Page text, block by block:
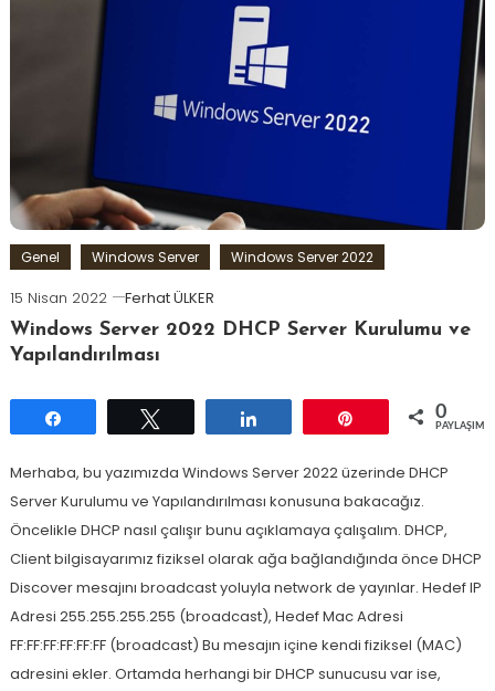
Genel Windows Server Windows Server 2022
15 Nisan 2022
Ferhat ÜLKER
Windows Server 2022 DHCP Server Kurulumu ve
Yapılandırılması
0
Merhaba, bu yazımızda Windows Server 2022 üzerinde DHCP
Server Kurulumu ve Yapılandırılması konusuna bakacağız.
Öncelikle DHCP nasıl çalışır bunu açıklamaya çalışalım. DHCP,
Client bilgisayarımız fiziksel olarak ağa bağlandığında önce DHCP
Discover mesajını broadcast yoluyla network de yayınlar. Hedef IP
Adresi 255.255.255.255 (broadcast), Hedef Mac Adresi
FF:FF:FF:FF:FF:FF (broadcast) Bu mesajın içine kendi fiziksel (MAC)
adresini ekler. Ortamda herhangi bir DHCP sunucusu var ise,